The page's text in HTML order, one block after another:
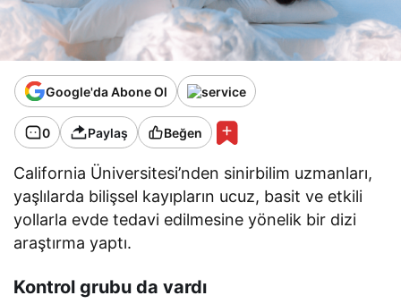
Google'da Abone Ol
0 Paylaş Beğen
California Üniversitesi’nden sinirbilim uzmanları,
yaşlılarda bilişsel kayıpların ucuz, basit ve etkili
yollarla evde tedavi edilmesine yönelik bir dizi
araştırma yaptı.
Kontrol grubu da vardı